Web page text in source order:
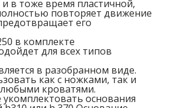
в тоже время пластичной,
повторяет движение
его
в комплекте
для всех типов
в разобранном виде.
как с ножками, так и
любыми кроватями.
основания